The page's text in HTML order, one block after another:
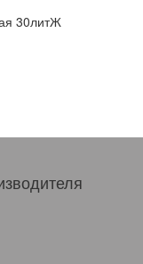
30литЖ